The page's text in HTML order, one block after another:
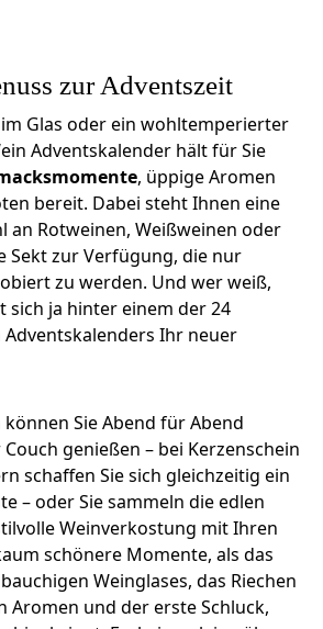
zur Adventszeit
Glas oder ein wohltemperierter
Adventskalender hält für Sie
, üppige Aromen
bereit. Dabei steht Ihnen eine
an Rotweinen, Weißweinen oder
Sekt zur Verfügung, die nur
zu werden. Und wer weiß,
sich ja hinter einem der 24
Adventskalenders Ihr neuer
Sie Abend für Abend
genießen – bei Kerzenschein
schaffen Sie sich gleichzeitig ein
– oder Sie sammeln die edlen
Weinverkostung mit Ihren
schönere Momente, als das
Weinglases, das Riechen
Aromen und der erste Schluck,